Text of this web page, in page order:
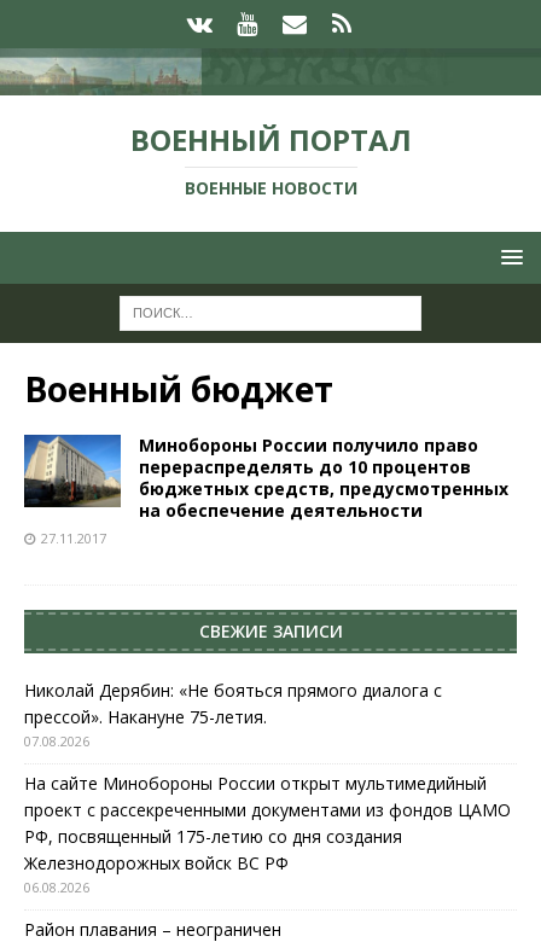
ВОЕННЫЙ ПОРТАЛ
ВОЕННЫЕ НОВОСТИ
Военный бюджет
Минобороны России получило право
перераспределять до 10 процентов
бюджетных средств, предусмотренных
на обеспечение деятельности
27.11.2017
СВЕЖИЕ ЗАПИСИ
Николай Дерябин: «Не бояться прямого диалога с
прессой». Накануне 75-летия.
07.08.2026
На сайте Минобороны России открыт мультимедийный
проект с рассекреченными документами из фондов ЦАМО
РФ, посвященный 175-летию со дня создания
Железнодорожных войск ВС РФ
06.08.2026
Район плавания – неограничен